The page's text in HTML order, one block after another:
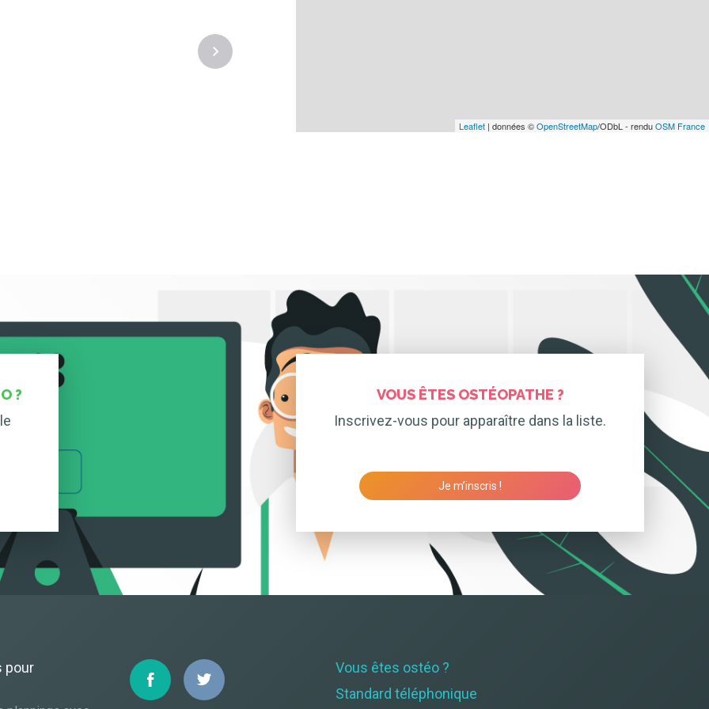
Leaflet | données ©OpenStreetMap/ODbL - renduOSM France
?
VOUS ÊTES OSTÉOPATHE ?
Inscrivez-vous pour apparaître dans la liste.
Je m’inscris !
Vous êtes ostéo ?
Standard téléphonique
pour